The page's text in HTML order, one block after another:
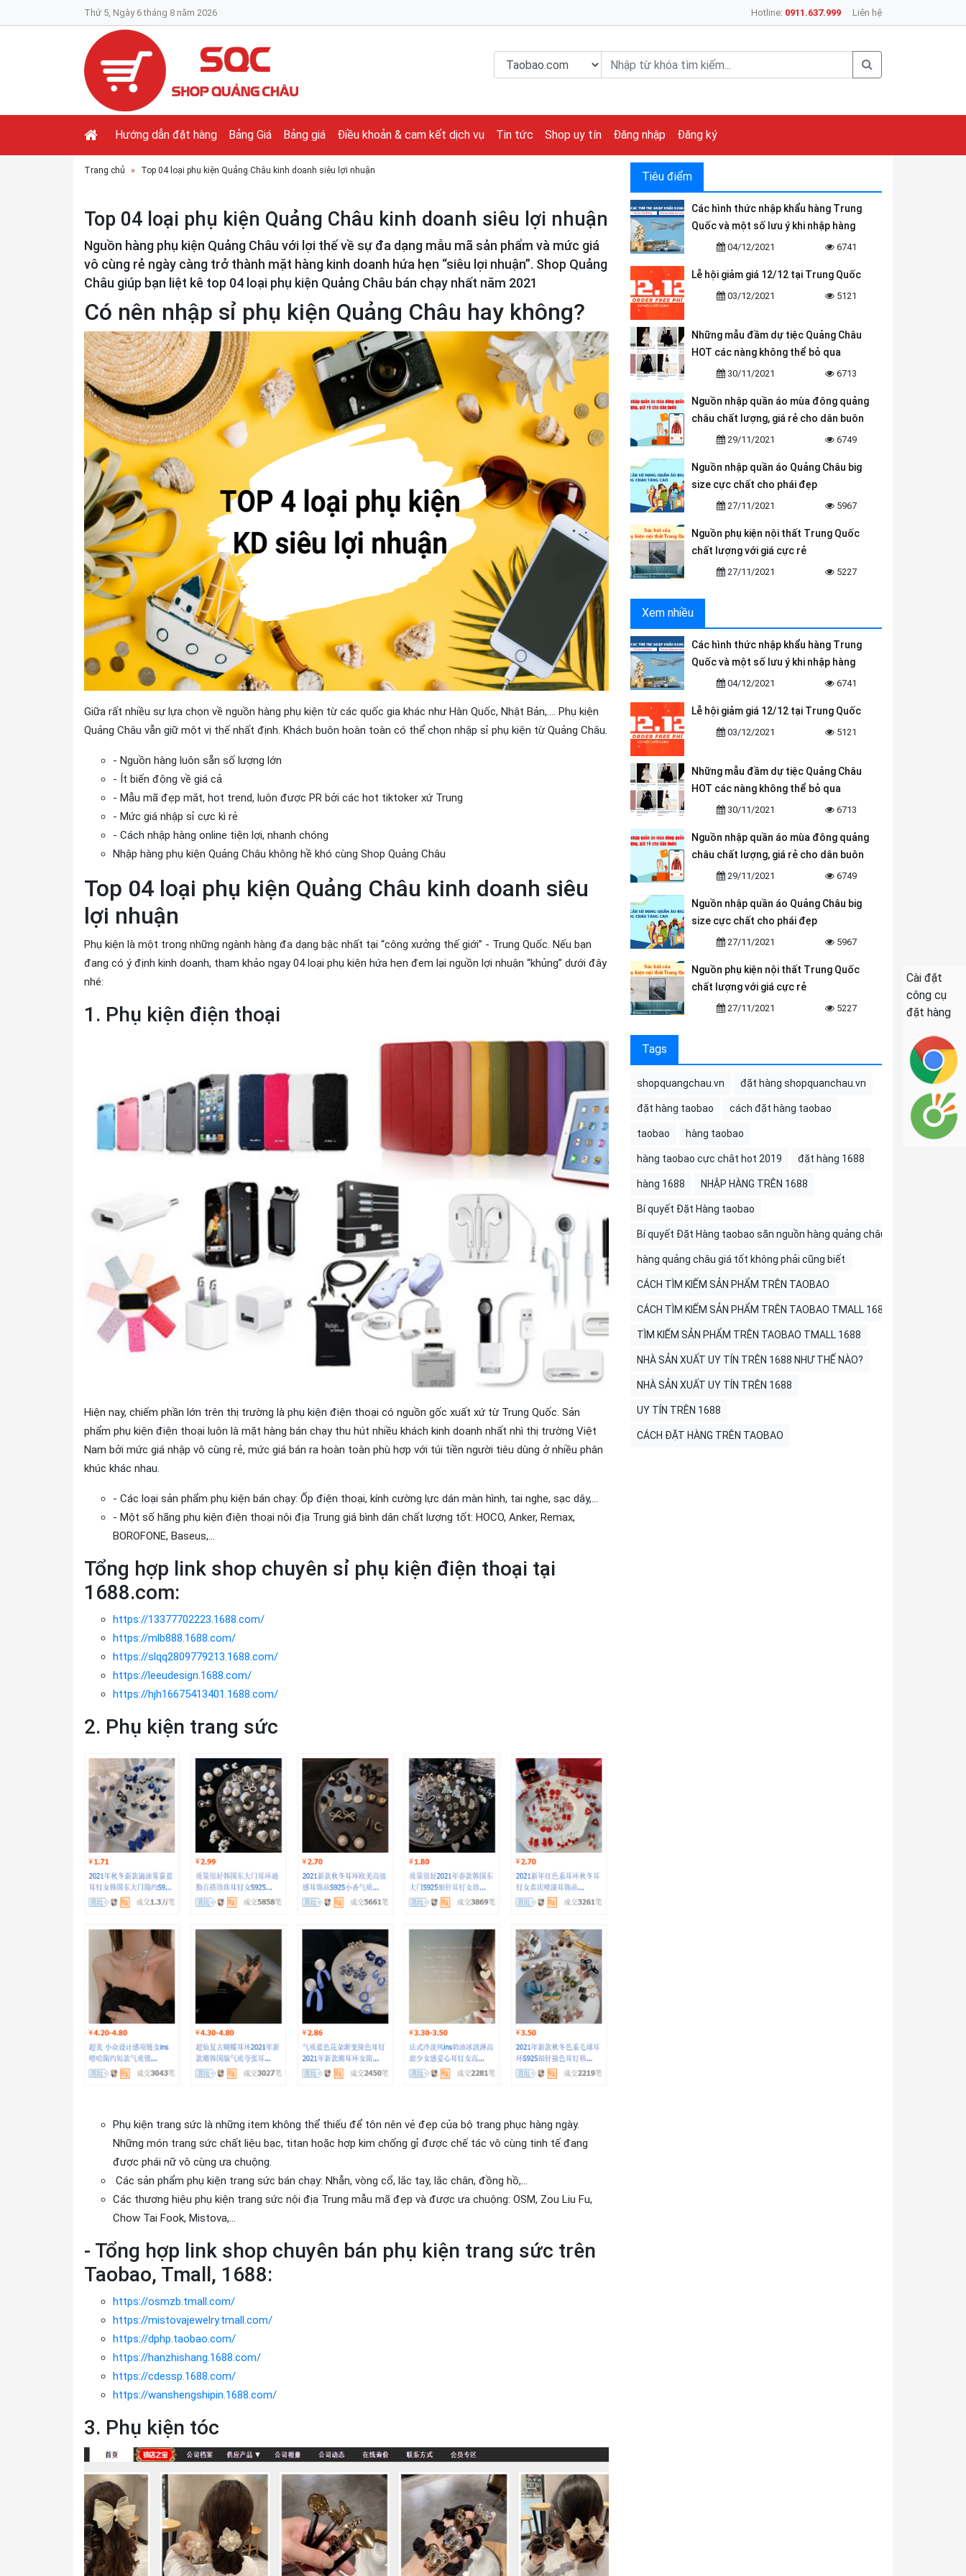
Thứ 5, Ngày 6 tháng 8 năm 2026 Hotline: 0911.637.999 Liên hệ
Hướng dẫn đặt hàng Bảng Giá Bảng giá Điều khoản & cam kết dịch vụ Tin tức Shop uy tín Đăng nhập Đăng ký
Trang chủ Top 04 loại phụ kiện Quảng Châu kinh doanh siêu lợi nhuận
Top 04 loại phụ kiện Quảng Châu kinh doanh siêu lợi nhuận
Nguồn hàng phụ kiện Quảng Châu với lợi thế về sự đa dạng mẫu mã sản phẩm và mức giá
vô cùng rẻ ngày càng trở thành mặt hàng kinh doanh hứa hẹn “siêu lợi nhuận”. Shop Quảng
Châu giúp bạn liệt kê top 04 loại phụ kiện Quảng Châu bán chạy nhất năm 2021
Có nên nhập sỉ phụ kiện Quảng Châu hay không?
Giữa rất nhiều sự lựa chọn về nguồn hàng phụ kiện từ các quốc gia khác như Hàn Quốc, Nhật Bản,.... Phụ kiện
Quảng Châu vẫn giữ một vị thế nhất định. Khách buôn hoàn toàn có thể chọn nhập sỉ phụ kiện từ Quảng Châu.
- Nguồn hàng luôn sẵn số lượng lớn
- Ít biến động về giá cả
- Mẫu mã đẹp mắt, hot trend, luôn được PR bởi các hot tiktoker xứ Trung
- Mức giá nhập sỉ cực kì rẻ
- Cách nhập hàng online tiện lợi, nhanh chóng
Nhập hàng phụ kiện Quảng Châu không hề khó cùng Shop Quảng Châu
Top 04 loại phụ kiện Quảng Châu kinh doanh siêu
lợi nhuận
Phụ kiện là một trong những ngành hàng đa dạng bậc nhất tại “công xưởng thế giới” - Trung Quốc. Nếu bạn
đang có ý định kinh doanh, tham khảo ngay 04 loại phụ kiện hứa hẹn đem lại nguồn lợi nhuận “khủng” dưới đây
nhé:
1. Phụ kiện điện thoại
Hiện nay, chiếm phần lớn trên thị trường là phụ kiện điện thoại có nguồn gốc xuất xứ từ Trung Quốc. Sản
phẩm phụ kiện điện thoại luôn là mặt hàng bán chạy thu hút nhiều khách kinh doanh nhất nhì thị trường Việt
Nam bởi mức giá nhập vô cùng rẻ, mức giá bán ra hoàn toàn phù hợp với túi tiền người tiêu dùng ở nhiều phân
khúc khác nhau.
- Các loại sản phẩm phụ kiện bán chạy: Ốp điện thoại, kính cường lực dán màn hình, tai nghe, sạc dây,...
- Một số hãng phụ kiện điện thoại nội địa Trung giá bình dân chất lượng tốt: HOCO, Anker, Remax,
BOROFONE, Baseus,...
Tổng hợp link shop chuyên sỉ phụ kiện điện thoại tại
1688.com:
https://13377702223.1688.com/
https://mlb888.1688.com/
https://slqq2809779213.1688.com/
https://leeudesign.1688.com/
https://hjh16675413401.1688.com/
2. Phụ kiện trang sức
Phụ kiện trang sức là những item không thể thiếu để tôn nên vẻ đẹp của bộ trang phục hàng ngày.
Những món trang sức chất liệu bạc, titan hoặc hợp kim chống gỉ được chế tác vô cùng tinh tế đang
được phái nữ vô cùng ưa chuộng.
Các sản phẩm phụ kiện trang sức bán chạy: Nhẫn, vòng cổ, lắc tay, lắc chân, đồng hồ,...
Các thương hiệu phụ kiện trang sức nội địa Trung mẫu mã đẹp và được ưa chuộng: OSM, Zou Liu Fu,
Chow Tai Fook, Mistova,...
- Tổng hợp link shop chuyên bán phụ kiện trang sức trên
Taobao, Tmall, 1688:
https://osmzb.tmall.com/
https://mistovajewelry.tmall.com/
https://dphp.taobao.com/
https://hanzhishang.1688.com/
https://cdessp.1688.com/
https://wanshengshipin.1688.com/
3. Phụ kiện tóc
Tiêu điểm
Các hình thức nhập khẩu hàng Trung
Quốc và một số lưu ý khi nhập hàng
04/12/2021 6741
Lễ hội giảm giá 12/12 tại Trung Quốc
03/12/2021 5121
Những mẫu đầm dự tiệc Quảng Châu
HOT các nàng không thể bỏ qua
30/11/2021 6713
Nguồn nhập quần áo mùa đông quảng
châu chất lượng, giá rẻ cho dân buôn
29/11/2021 6749
Nguồn nhập quần áo Quảng Châu big
size cực chất cho phái đẹp
27/11/2021 5967
Nguồn phụ kiện nội thất Trung Quốc
chất lượng với giá cực rẻ
27/11/2021 5227
Xem nhiều
Các hình thức nhập khẩu hàng Trung
Quốc và một số lưu ý khi nhập hàng
04/12/2021 6741
Lễ hội giảm giá 12/12 tại Trung Quốc
03/12/2021 5121
Những mẫu đầm dự tiệc Quảng Châu
HOT các nàng không thể bỏ qua
30/11/2021 6713
Nguồn nhập quần áo mùa đông quảng
châu chất lượng, giá rẻ cho dân buôn
29/11/2021 6749
Nguồn nhập quần áo Quảng Châu big
size cực chất cho phái đẹp
27/11/2021 5967
Nguồn phụ kiện nội thất Trung Quốc
chất lượng với giá cực rẻ
27/11/2021 5227
Tags
shopquangchau.vn đặt hàng shopquanchau.vn
đặt hàng taobao cách đặt hàng taobao
taobao hàng taobao
hàng taobao cực chât hot 2019 đặt hàng 1688
hàng 1688 NHẬP HÀNG TRÊN 1688
Bí quyết Đặt Hàng taobao
Bí quyết Đặt Hàng taobao săn nguồn hàng quảng châu
hàng quảng châu giá tốt không phải cũng biết
CÁCH TÌM KIẾM SẢN PHẨM TRÊN TAOBAO
CÁCH TÌM KIẾM SẢN PHẨM TRÊN TAOBAO TMALL 1688
TÌM KIẾM SẢN PHẨM TRÊN TAOBAO TMALL 1688
NHÀ SẢN XUẤT UY TÍN TRÊN 1688 NHƯ THẾ NÀO?
NHÀ SẢN XUẤT UY TÍN TRÊN 1688
UY TÍN TRÊN 1688
CÁCH ĐẶT HÀNG TRÊN TAOBAO
Cài đặt
công cụ
đặt hàng